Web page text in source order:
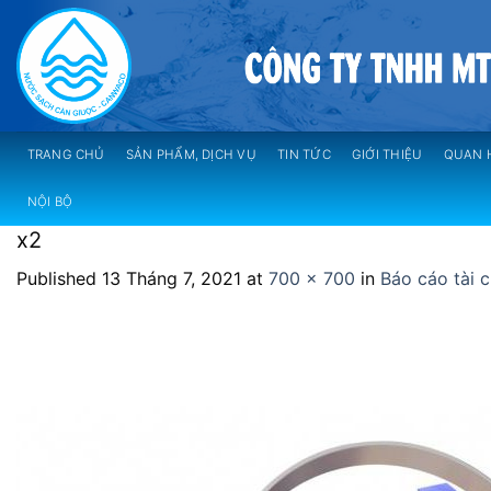
content
TRANG CHỦ SẢN PHẨM, DỊCH VỤ TIN TỨC GIỚI THIỆU QUAN
NỘI BỘ
x2
Published 13 Tháng 7, 2021 at 700 × 700 in Báo cáo tài